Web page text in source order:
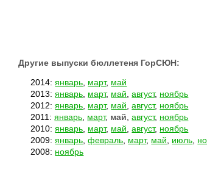
Другие выпуски бюллетеня ГорСЮН:
2014:январь, март, май
2013:январь, март, май,август, ноябрь
2012:январь, март, май,август, ноябрь
2011:январь, март, май,август, ноябрь
2010:январь, март, май,август, ноябрь
2009:январь,февраль, март, май, июль,
2008: ноябрь